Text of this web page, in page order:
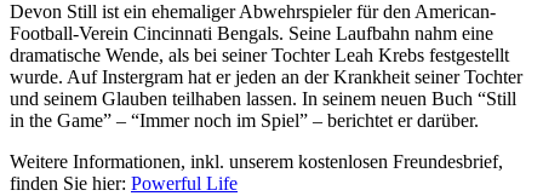
Devon Still ist ein ehemaliger Abwehrspieler für den American-
Football-Verein Cincinnati Bengals. Seine Laufbahn nahm eine
dramatische Wende, als bei seiner Tochter Leah Krebs festgestellt
wurde. Auf Instergram hat er jeden an der Krankheit seiner Tochter
und seinem Glauben teilhaben lassen. In seinem neuen Buch “Still
in the Game” – “Immer noch im Spiel” – berichtet er darüber.
Weitere Informationen, inkl. unserem kostenlosen Freundesbrief,
finden Sie hier: Powerful Life